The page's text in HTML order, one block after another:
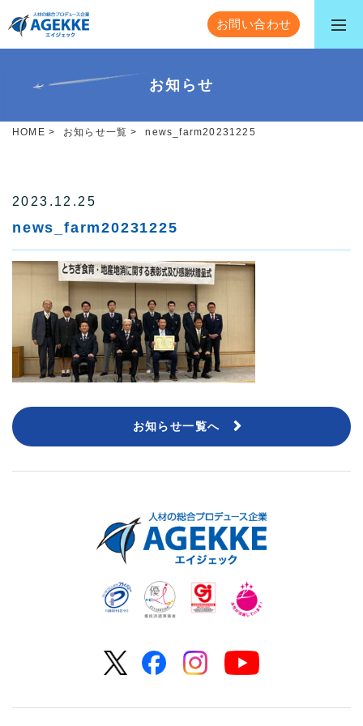
お問い合わせ
お知らせ
HOME > お知らせ一覧 > news_farm20231225
2023.12.25
news_farm20231225
お知らせ一覧へ